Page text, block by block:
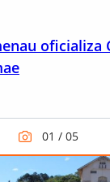
oficializa